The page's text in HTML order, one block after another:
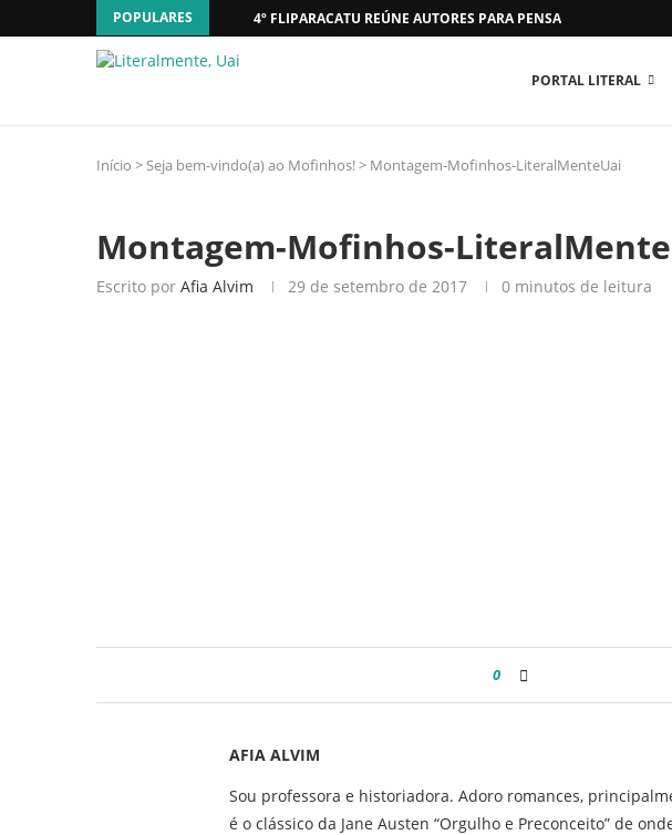
POPULARES 4º FLIPARACATU REÚNE AUTORES PARA PENSAR O MUNDO...
PORTAL LITERAL
Início >Seja bem-vindo(a) ao Mofinhos!> Montagem-Mofinhos-LiteralMenteUai
Montagem-Mofinhos-
Escrito por Afia Alvim 29 de setembro de 2017 0 minutos de leitura
0
AFIA ALVIM
Sou professora e historiadora. Adoro romances,
é o clássico da Jane Austen “Orgulho e Preconceito” de